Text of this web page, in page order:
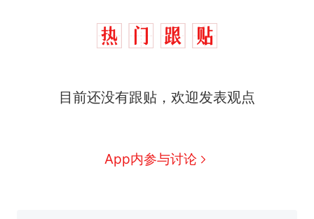
目前还没有跟贴，欢迎发表观点
App内参与讨论
么？
协会回应
男子上山采菌偶然发现鸡枞菌